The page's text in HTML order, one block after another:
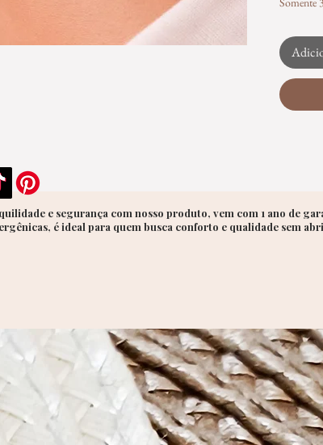
um
e segurança com nosso produto, vem com 1 ano de
é ideal para quem busca conforto e qualidade sem